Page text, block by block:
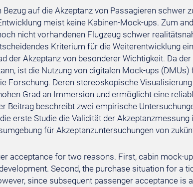
auf die Akzeptanz von Passagieren schwer
meist keine Kabinen-Mock-ups. Zum
nicht vorhandenen Flugzeug schwer
Kriterium für die Weiterentwicklung
der Akzeptanz von besonderer Wichtigkeit. Da
ist die Nutzung von digitalen Mock-ups (DMUs)
Forschung. Deren stereoskopische
Grad an Immersion und ermöglicht eine
Beitrag beschreibt zwei empirische
erste Studie die Validität der Akzeptanzmessung
für Akzeptanzuntersuchungen von
acceptance for two reasons. First, cabin mock-
Second, the purchase situation for a
since subsequent passenger acceptance is